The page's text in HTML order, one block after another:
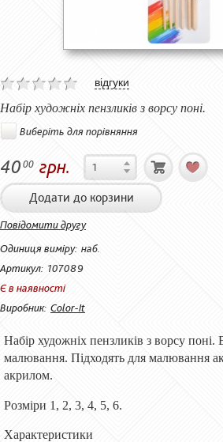
відгуки
Набір художніх пензликівз ворсу поні.
Виберіть для порівняння
4000 грн.
Додати до корзини
Повідомити другу
Одиниця виміру: наб.
Артикул: 107089
Є в наявності
Виробник: Сolor-It
Набір художніх пензликів з ворсу
малювання. Підходять для малювання
акрилом.
Розміри 1, 2, 3, 4, 5, 6.
Характеристики